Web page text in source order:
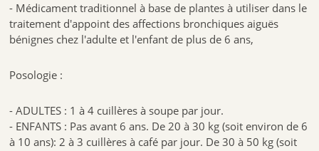
- Médicament traditionnel à base de plantes à utiliser dans le
traitement d'appoint des affections bronchiques aiguës
bénignes chez l'adulte et l'enfant de plus de 6 ans,
Posologie :
- ADULTES : 1 à 4 cuillères à soupe par jour.
- ENFANTS : Pas avant 6 ans. De 20 à 30 kg (soit environ de 6
à 10 ans): 2 à 3 cuillères à café par jour. De 30 à 50 kg (soit